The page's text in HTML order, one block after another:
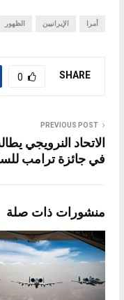
أمرا الإيرانيين الظهور
SHARE
0
PREVIOUS POST
الاتحاد النرويجي
في جائزة ترامب
منشورات ذات صلة